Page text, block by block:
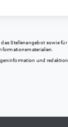
Stellenangebot sowie
und